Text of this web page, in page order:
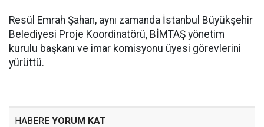
Resül Emrah Şahan, aynı zamanda İstanbul Büyükşehir
Belediyesi Proje Koordinatörü, BİMTAŞ yönetim
kurulu başkanı ve imar komisyonu üyesi görevlerini
yürüttü.
HABERE YORUM KAT